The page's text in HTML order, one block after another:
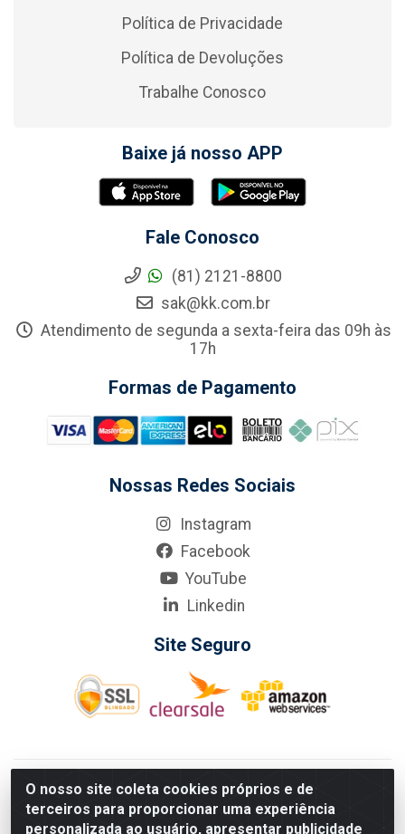
O nosso site coleta cookies próprios e de
terceiros para proporcionar uma experiência
personalizada ao usuário, apresentar publicidade
Política de Privacidade
Política de Devoluções
Trabalhe Conosco
Baixe já nosso APP
Fale Conosco
(81) 2121-8800
sak@kk.com.br
Atendimento de segunda a sexta-feira das 09h às
17h
Formas de Pagamento
Nossas Redes Sociais
Instagram
Facebook
YouTube
Linkedin
Site Seguro
KarneKeijo Logistica Integrada LTDA - Rod. Br-101 Sul, nº3700
- Barro, Recife/PE, 50900-400 CNPJ: 24.150.377/0001-95
Estados atendidos pela KarneKeijo: PE, PB e RN.